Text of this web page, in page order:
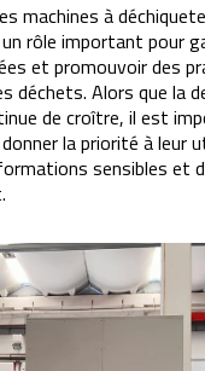
machines à
rôle important pour
et promouvoir des
déchets. Alors que la
de croître, il est
la priorité à leur
sensibles et